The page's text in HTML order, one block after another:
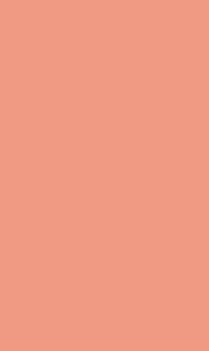
welche
Uns ist wichtig,
Wir arbeiten
Beratung ist
niemandem, dass
wir gesprochen
Wenn du